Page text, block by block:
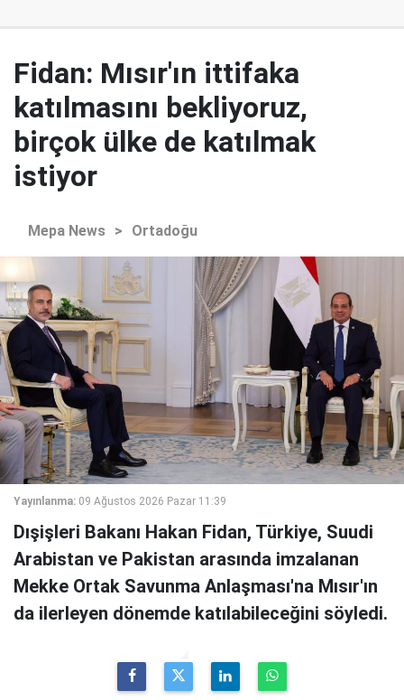
Fidan: Mısır'ın ittifaka
katılmasını bekliyoruz,
birçok ülke de katılmak
istiyor
Mepa News > Ortadoğu
Yayınlanma: 09 Ağustos 2026 Pazar 11:39
Dışişleri Bakanı Hakan Fidan, Türkiye, Suudi
Arabistan ve Pakistan arasında imzalanan
Mekke Ortak Savunma Anlaşması'na Mısır'ın
da ilerleyen dönemde katılabileceğini söyledi.